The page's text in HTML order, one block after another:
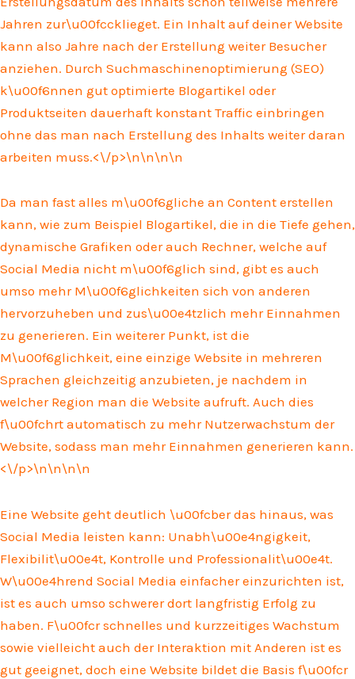
Jahren zur\u00fccklieget. Ein Inhalt auf deiner Website
kann also Jahre nach der Erstellung weiter Besucher
anziehen. Durch Suchmaschinenoptimierung (SEO)
k\u00f6nnen gut optimierte Blogartikel oder
Produktseiten dauerhaft konstant Traffic einbringen
ohne das man nach Erstellung des Inhalts weiter daran
arbeiten muss.<\/p>\n\n\n\n
Da man fast alles m\u00f6gliche an Content erstellen
kann, wie zum Beispiel Blogartikel, die in die Tiefe gehen,
dynamische Grafiken oder auch Rechner, welche auf
Social Media nicht m\u00f6glich sind, gibt es auch
umso mehr M\u00f6glichkeiten sich von anderen
hervorzuheben und zus\u00e4tzlich mehr Einnahmen
zu generieren. Ein weiterer Punkt, ist die
M\u00f6glichkeit, eine einzige Website in mehreren
Sprachen gleichzeitig anzubieten, je nachdem in
welcher Region man die Website aufruft. Auch dies
f\u00fchrt automatisch zu mehr Nutzerwachstum der
Website, sodass man mehr Einnahmen generieren kann.
<\/p>\n\n\n\n
Eine Website geht deutlich \u00fcber das hinaus, was
Social Media leisten kann: Unabh\u00e4ngigkeit,
Flexibilit\u00e4t, Kontrolle und Professionalit\u00e4t.
W\u00e4hrend Social Media einfacher einzurichten ist,
ist es auch umso schwerer dort langfristig Erfolg zu
haben. F\u00fcr schnelles und kurzzeitiges Wachstum
sowie vielleicht auch der Interaktion mit Anderen ist es
gut geeignet, doch eine Website bildet die Basis f\u00fcr